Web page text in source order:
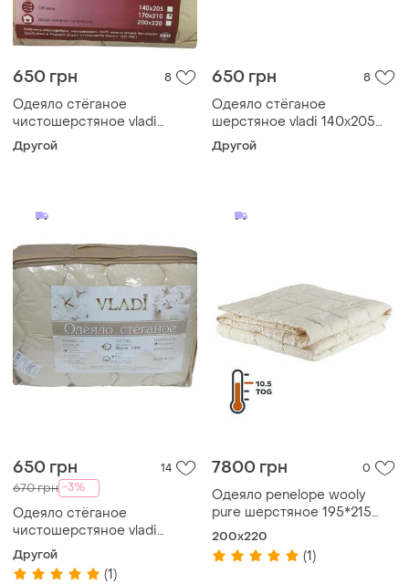
650 грн 8
Одеяло стёганое
чистошерстяное vladi
140х205
Другой
650 грн 8
Одеяло стёганое
шерстяное vladi 140х205
бежевое
Другой
650 грн 14
670 грн -3%
Одеяло стёганое
чистошерстяное vladi
140х205
Другой
(1)
7800 грн 0
Одеяло penelope wooly
pure шерстяное 195*215
евро
200x220
(1)